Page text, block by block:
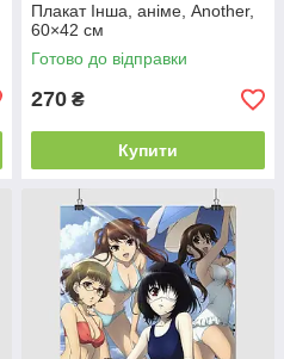
Плакат Інша, аніме, Another,
60×42 см
Готово до відправки
270 ₴
Купити